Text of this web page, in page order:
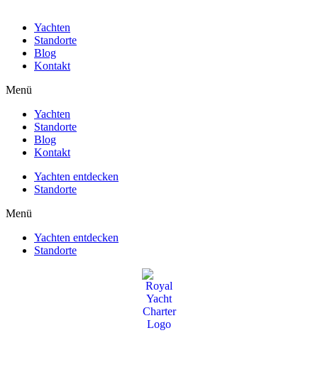
Yachten
Standorte
Blog
Kontakt
Menü
Yachten
Standorte
Blog
Kontakt
Yachten entdecken
Standorte
Menü
Yachten entdecken
Standorte